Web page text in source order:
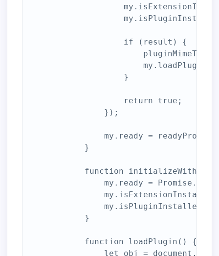
                    if (result) {
pluginMimeType
my.loadPlugin
                    }
                    return true;
                });
my.ready =
            }
function
my.ready =
my.isPluginInstalled =
            }
            function loadPlugin() {
let obj =